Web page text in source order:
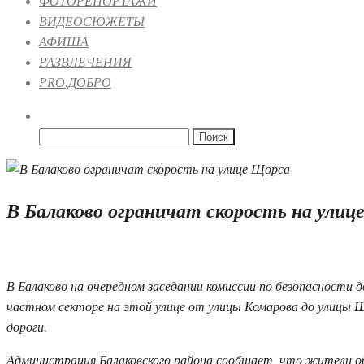
ВИДЕОСЮЖЕТЫ
АФИША
РАЗВЛЕЧЕНИЯ
PRO.ДОБРО
В Балаково ограничат скорость на
В Балаково на очередном заседании комиссии по
частном секторе на этой улице от улицы Комарова до
дороги.
Администрация Балаковского района сообщает, что жители